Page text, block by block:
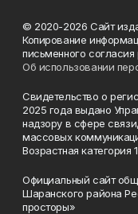
© 2020-2026 Сайт
Копирование
письменного согласия
Об использовании
Свидетельство о
2025 года выдано
надзору в сфере
массовых
Возрастная категория
Официальный сайт
Шаранского района
просторы»